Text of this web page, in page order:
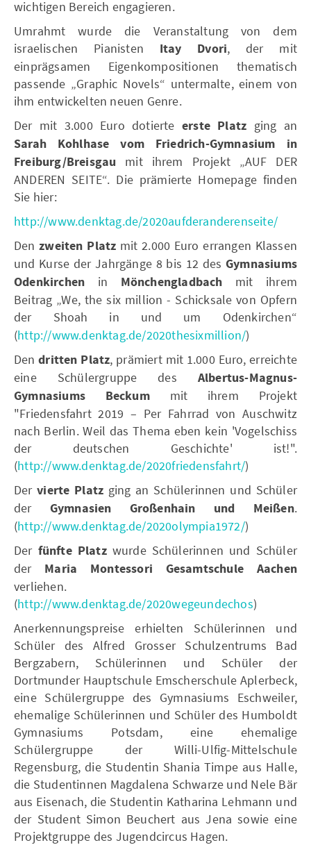
wichtigen Bereich engagieren.
Umrahmt wurde die Veranstaltung von dem
israelischen Pianisten Itay Dvori, der mit
einprägsamen Eigenkompositionen thematisch
passende „Graphic Novels“ untermalte, einem von
ihm entwickelten neuen Genre.
Der mit 3.000 Euro dotierte erste Platz ging an
Sarah Kohlhase vom Friedrich-Gymnasium in
Freiburg/Breisgau mit ihrem Projekt „AUF DER
ANDEREN SEITE“. Die prämierte Homepage finden
Sie hier:
http://www.denktag.de/2020aufderanderenseite/
Denzweiten Platz mit 2.000 Euro errangen Klassen
und Kurse der Jahrgänge 8 bis 12 des Gymnasiums
Odenkirchen
in Mönchengladbach mit ihrem
Beitrag „We, the six million - Schicksale von Opfern
der Shoah in und um Odenkirchen“
(http://www.denktag.de/2020thesixmillion/)
Dendritten Platz, prämiert mit 1.000 Euro, erreichte
eine Schülergruppe des Albertus-Magnus-
Gymnasiums Beckummit ihrem Projekt
"Friedensfahrt 2019 – Per Fahrrad von Auschwitz
nach Berlin. Weil das Thema eben kein 'Vogelschiss
der deutschen Geschichte' ist!".
(http://www.denktag.de/2020friedensfahrt/)
Dervierte Platz ging an Schülerinnen und Schüler
der Gymnasien Großenhain und Meißen.
(http://www.denktag.de/2020olympia1972/)
Der fünfte Platzwurde Schülerinnen und Schüler
der Maria Montessori Gesamtschule Aachen
verliehen.
(http://www.denktag.de/2020wegeundechos)
Anerkennungspreise erhielten Schülerinnen und
Schüler des Alfred Grosser Schulzentrums Bad
Bergzabern, Schülerinnen und Schüler der
Dortmunder Hauptschule Emscherschule Aplerbeck,
eine Schülergruppe des Gymnasiums Eschweiler,
ehemalige Schülerinnen und Schüler des Humboldt
Gymnasiums Potsdam, eine ehemalige
Schülergruppe der Willi-Ulfig-Mittelschule
Regensburg, die Studentin Shania Timpe aus Halle,
die Studentinnen Magdalena Schwarze und Nele Bär
aus Eisenach, die Studentin Katharina Lehmann und
der Student Simon Beuchert aus Jena sowie eine
Projektgruppe des Jugendcircus Hagen.